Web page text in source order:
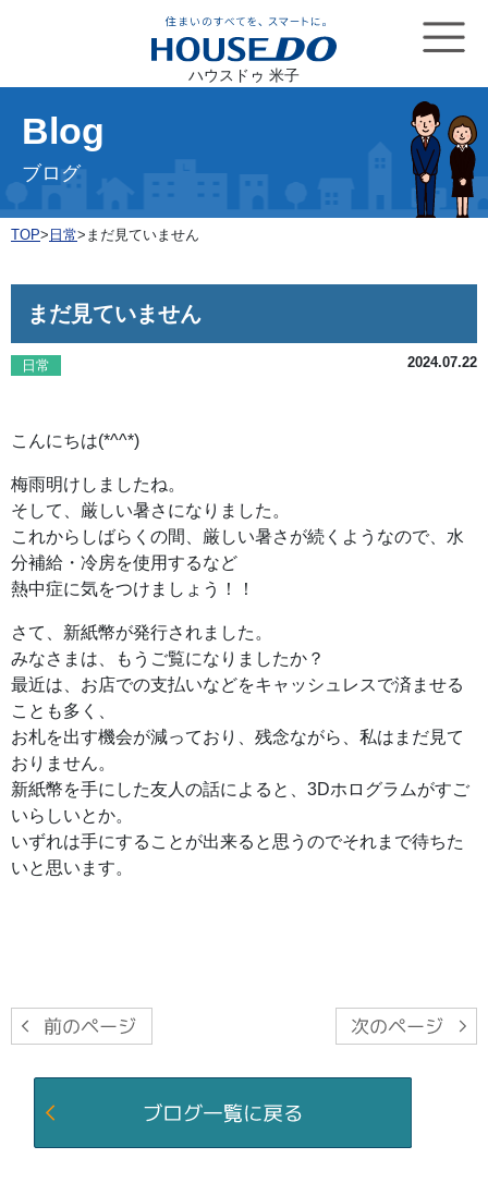
ハウスドゥ 米子
Blog
ブログ
TOP> 日常> まだ見ていません
まだ見ていません
日常 2024.07.22
こんにちは(*^^*)
梅雨明けしましたね。
そして、厳しい暑さになりました。
これからしばらくの間、厳しい暑さが続くようなので、水
分補給・冷房を使用するなど
熱中症に気をつけましょう！！
さて、新紙幣が発行されました。
みなさまは、もうご覧になりましたか？
最近は、お店での支払いなどをキャッシュレスで済ませる
ことも多く、
お札を出す機会が減っており、残念ながら、私はまだ見て
おりません。
新紙幣を手にした友人の話によると、3Dホログラムがすご
いらしいとか。
いずれは手にすることが出来ると思うのでそれまで待ちた
いと思います。